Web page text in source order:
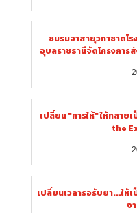
ชมรมอาสายุวกาชาดโ
อุบลราชธานีจัดโครงการ
เปลี่ยน "การให้" ให้กลา
the
เปลี่ยนเวลารอรับยา...ให้
จ